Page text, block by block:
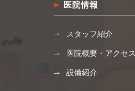
医院情報
スタッフ紹介
医院概要・アクセス
設備紹介